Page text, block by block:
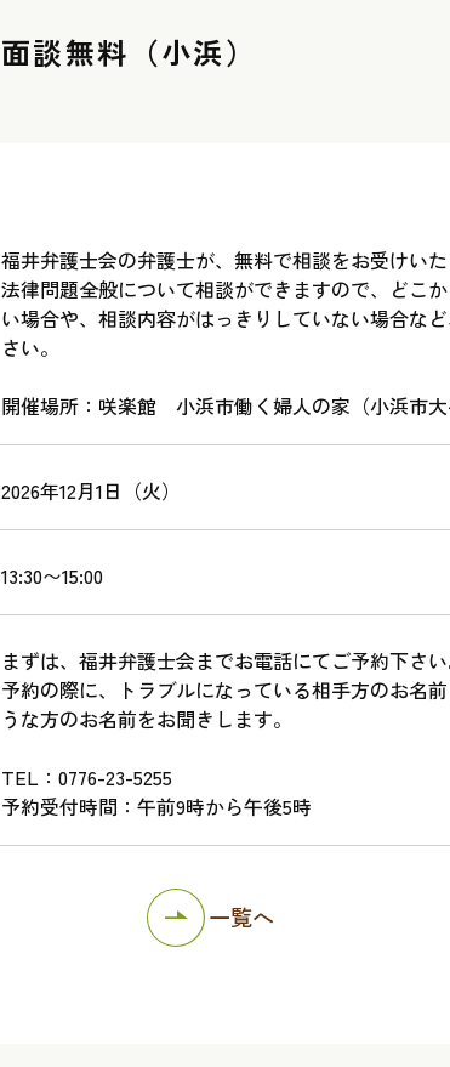
面談無料（小浜）
福井弁護士会の弁護士が、無料で相談をお受けいた
法律問題全般について相談ができますので、どこ
い場合や、相談内容がはっきりしていない場合な
さい。
開催場所：咲楽館 小浜市働く婦人の家（小浜市大
2026年12月1日（火）
13:30〜15:00
まずは、福井弁護士会までお電話にてご予約下さい
予約の際に、トラブルになっている相手方のお名
うな方のお名前をお聞きします。
TEL：0776-23-5255
予約受付時間：午前9時から午後5時
一覧へ